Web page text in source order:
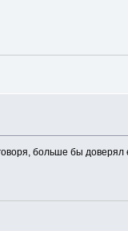
больше бы доверял